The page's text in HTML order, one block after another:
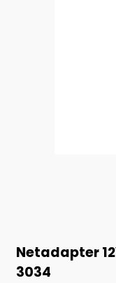
Netadapter
3034